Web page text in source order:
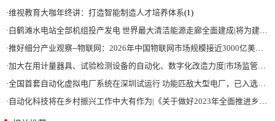
·维视教育大咖年终讲：打造智能制造人才培养体系(1)
·白鹤滩水电站全部机组投产发电 世界最大清洁能源走廊全面建成|将为建设新型能源体系、保障国家能源安全、实现“双碳”目标提供有力支撑
·推好细分产业观察--物联网：2026年中国物联网市场规模接近3000亿美元 智慧工厂、智慧城市、智慧电网等将占60%以上
·加大在用计量器具、试验检测设备的自动化、数字化改造力度|市场监管总局 工业和信息化部 关于促进企业计量能力提升的指导意见
·全国首套自动化虚拟电厂系统在深圳试运行 功能匹敌大型电厂，已入选国际典型案例
· 自动化科技将在乡村振兴工作中大有作为|《关于做好2023年全面推进乡村振兴重点工作的意见》发布